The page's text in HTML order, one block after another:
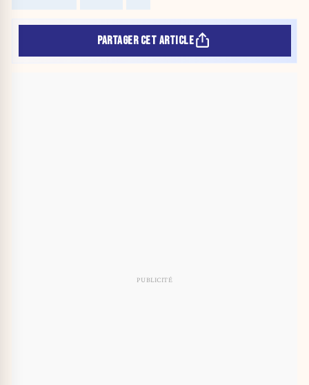
PARTAGER CET ARTICLE